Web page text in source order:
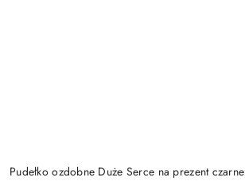
Pudełko ozdobne Duże Serce na prezent czarne